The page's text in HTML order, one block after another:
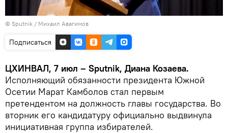
© Sputnik / Михаил Авагимов
Подписаться
ЦХИНВАЛ, 7 июл – Sputnik, Диана Козаева.
Исполняющий обязанности президента Южной
Осетии Марат Камболов стал первым
претендентом на должность главы государства. Во
вторник его кандидатуру официально выдвинула
инициативная группа избирателей.